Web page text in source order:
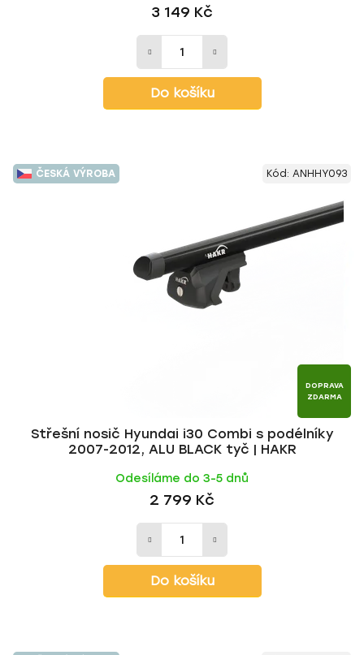
3 149 Kč
Do košíku
ČESKÁ VÝROBA
DOPRAVA
ZDARMA
Střešní nosič Hyundai i30 Combi s podélníky
2007-2012, ALU BLACK tyč | HAKR
Odesíláme do 3-5 dnů
2 799 Kč
Do košíku
Kód: ANHHY093